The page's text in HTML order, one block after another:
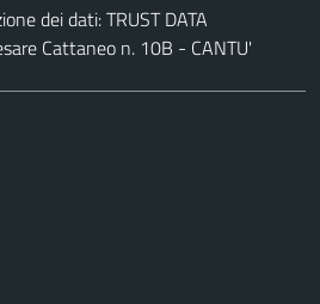
dei dati: TRUST DATA
Cattaneo n. 10B - CANTU'